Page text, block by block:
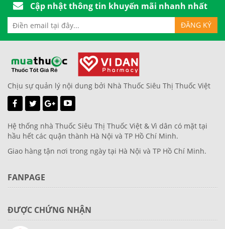
Cập nhật thông tin khuyến mãi nhanh nhất
Chịu sự quản lý nội dung bởi Nhà Thuốc Siêu Thị Thuốc Việt
Hệ thống nhà Thuốc Siêu Thị Thuốc Việt & Vì dân có mặt tại
hầu hết các quận thành Hà Nội và TP Hồ Chí Minh.
Giao hàng tận nơi trong ngày tại Hà Nội và TP Hồ Chí Minh.
FANPAGE
ĐƯỢC CHỨNG NHẬN